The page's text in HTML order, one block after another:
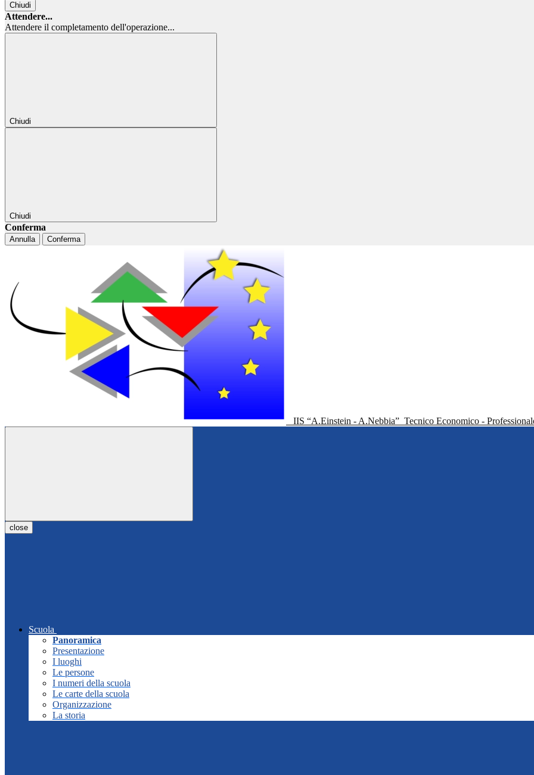
Chiudi
Attendere...
Attendere il completamento dell'operazione...
Chiudi
Chiudi
Conferma
Annulla Conferma
IIS “A.Einstein - A.Nebbia” Tecnico Economico -
close
Scuola
Panoramica
Presentazione
I luoghi
Le persone
I numeri della scuola
Le carte della scuola
Organizzazione
La storia